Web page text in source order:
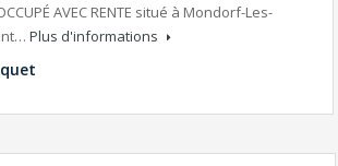
AVEC RENTE situé à Mondorf-Les-
Plus d'informations